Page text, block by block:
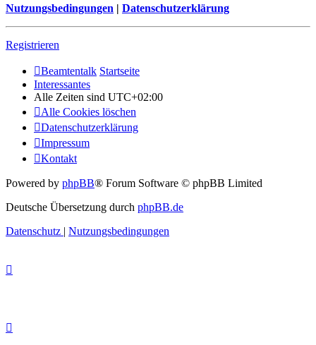
Nutzungsbedingungen | Datenschutzerklärung
Registrieren
Beamtentalk Startseite
Interessantes
Alle Zeiten sind UTC+02:00
Alle Cookies löschen
Datenschutzerklärung
Impressum
Kontakt
Powered by phpBB® Forum Software © phpBB Limited
Deutsche Übersetzung durch phpBB.de
Datenschutz | Nutzungsbedingungen